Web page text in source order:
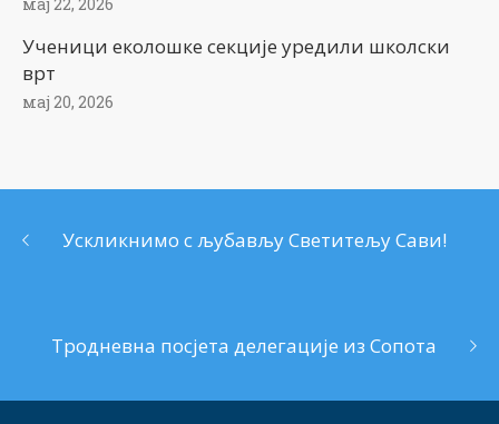
Ученици еколошке секције уредили школски
врт
мај 20, 2026
Ускликнимо с љубављу Светитељу Сави!
Тродневна посјета делегације из Сопота